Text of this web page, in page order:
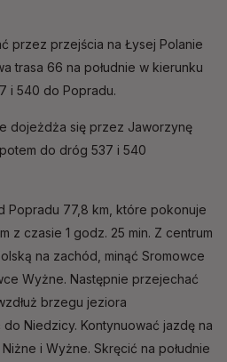
przez przejścia na Łysej Polanie
trasa 66 na południe w kierunku
i 540 do Popradu.
dojeżdża się przez Jaworzynę
do dróg 537 i 540
Popradu 77,8 km, które pokonuje
z czasie 1 godz. 25 min. Z centrum
na zachód, minąć Sromowce
Wyżne. Następnie przejechać
brzegu jeziora
Niedzicy. Kontynuować jazdę na
i Wyżne. Skręcić na południe